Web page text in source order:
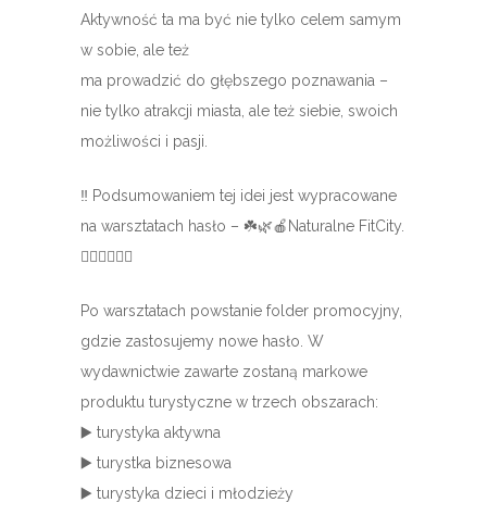
Aktywność ta ma być nie tylko celem samym
w sobie, ale też
ma prowadzić do głębszego poznawania –
nie tylko atrakcji miasta, ale też siebie, swoich
możliwości i pasji.
‼️ Podsumowaniem tej idei jest wypracowane
na warsztatach hasło – ☘️🌿🍎 Naturalne FitCity.
🧘‍♀️🤸‍♀️🚴‍♂️
Po warsztatach powstanie folder promocyjny,
gdzie zastosujemy nowe hasło. W
wydawnictwie zawarte zostaną markowe
produktu turystyczne w trzech obszarach:
▶️ turystyka aktywna
▶️ turystka biznesowa
▶️ turystyka dzieci i młodzieży